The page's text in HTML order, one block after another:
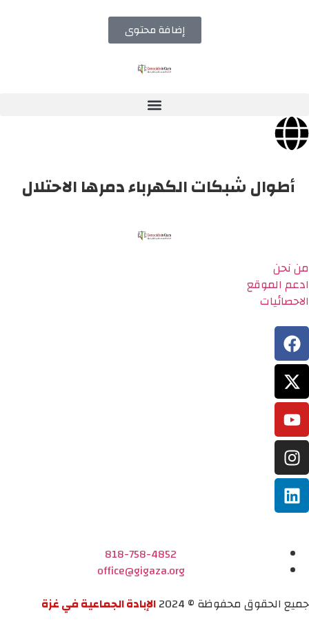
إضافة محتوى
أطوال شبكات الكهرباء دمرها الاحتلال
من نحن
ادعم الموقع
الاحصائيات
818-758-4852
office@gigaza.org
جميع الحقوق محفوظة © 2024
الإبادة الجماعية في غزة